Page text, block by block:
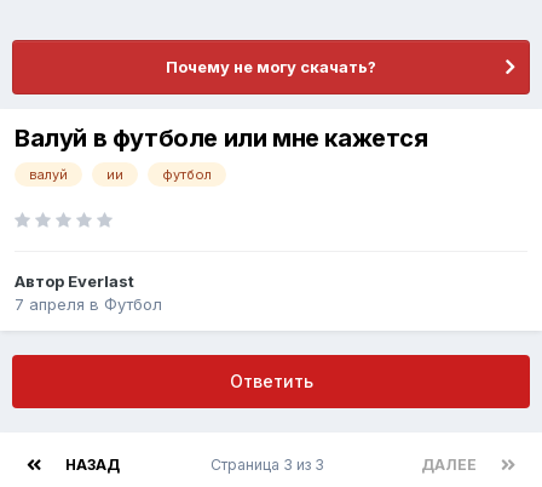
Почему не могу скачать?
Валуй в футболе или мне кажется
валуй ии футбол
Автор Everlast
7 апреля в Футбол
Ответить
НАЗАД ДАЛЕЕ
Страница 3 из 3